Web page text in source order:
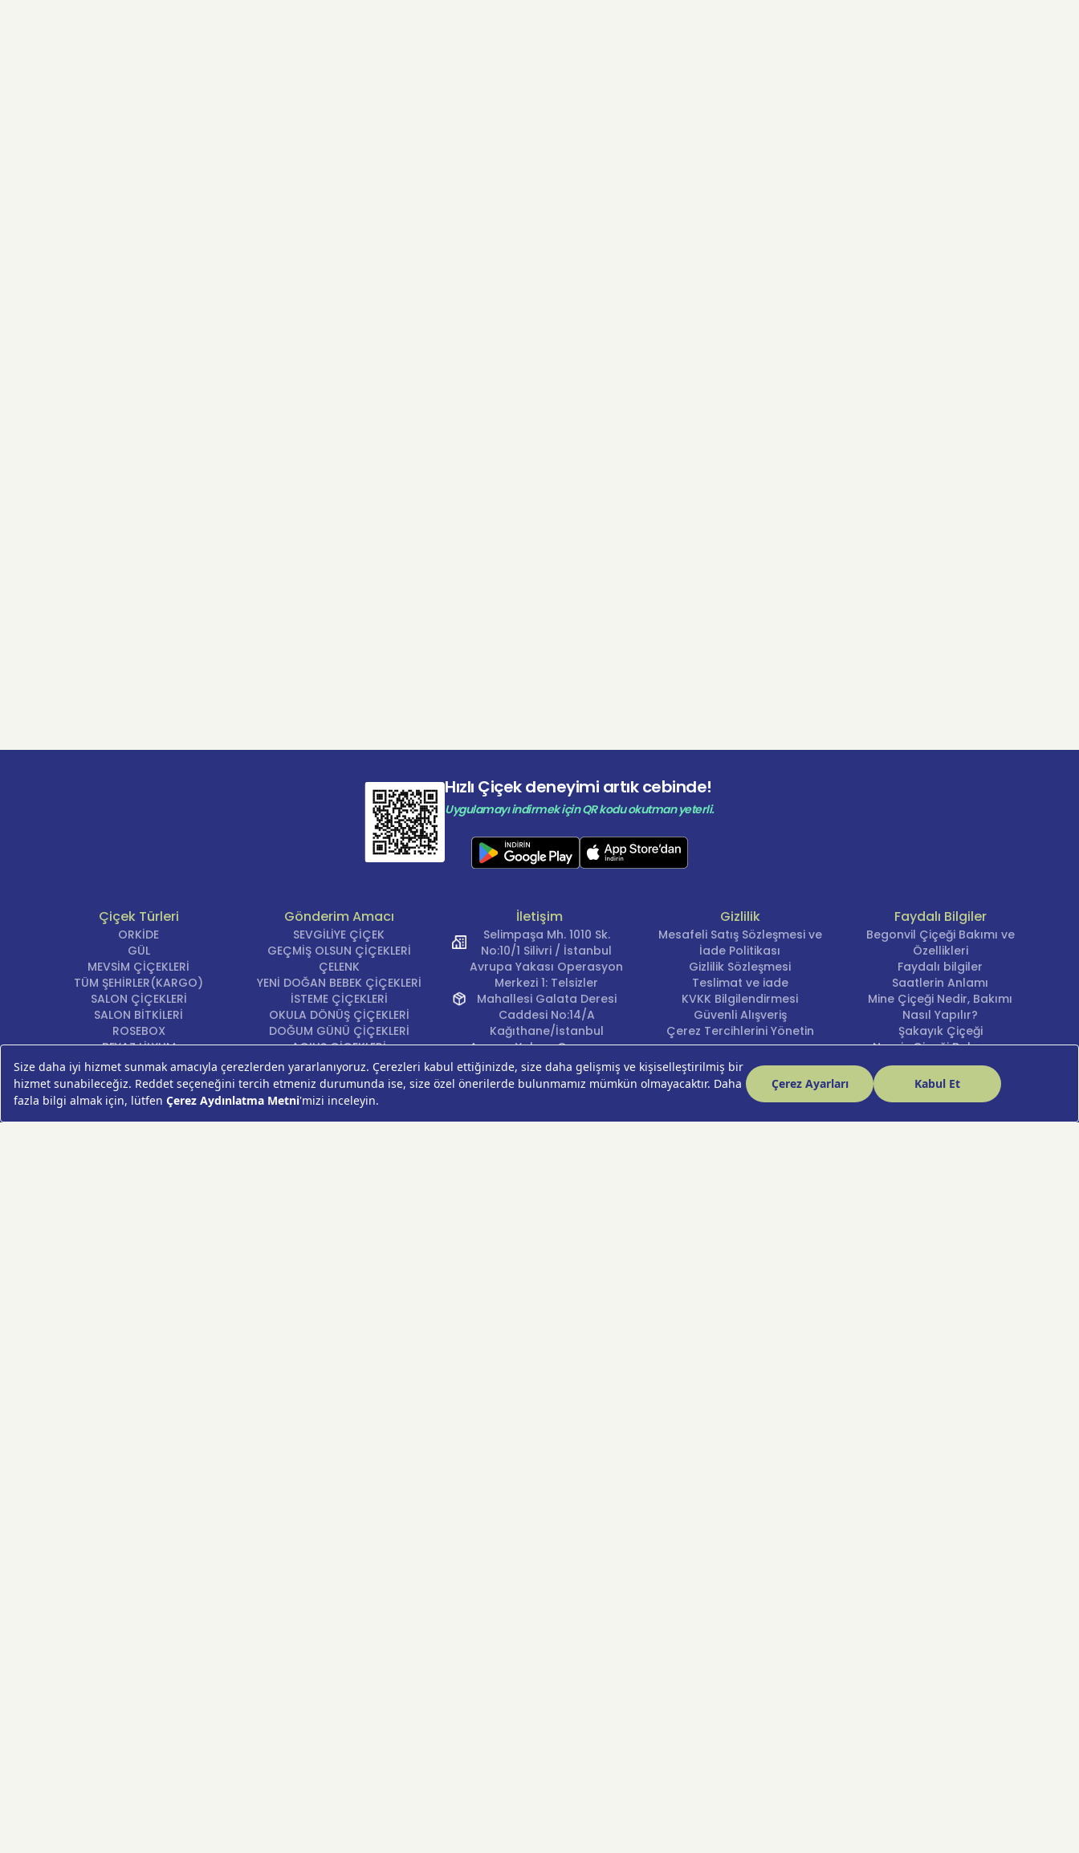
Hızlı Çiçek deneyimi artık cebinde!
Uygulamayı indirmek için QR kodu okutman yeterli.
Çiçek Türleri
ORKİDE
GÜL
MEVSİM ÇİÇEKLERİ
TÜM ŞEHİRLER(KARGO)
SALON ÇİÇEKLERİ
SALON BİTKİLERİ
ROSEBOX
BEYAZ LİLYUM
LALE
AYNI GÜN TESLİM ÇİÇEK
KASIMPATI
GERBERA
KRİZANTEM
Gönderim Amacı
SEVGİLİYE ÇİÇEK
GEÇMİŞ OLSUN ÇİÇEKLERİ
ÇELENK
YENİ DOĞAN BEBEK ÇİÇEKLERİ
İSTEME ÇİÇEKLERİ
OKULA DÖNÜŞ ÇİÇEKLERİ
DOĞUM GÜNÜ ÇİÇEKLERİ
AÇILIŞ ÇİÇEKLERİ
ÖZÜR ÇİÇEĞİ
YIL DÖNÜMÜ ÇİÇEKLERİ
YENİ İŞ ÇİÇEĞİ
İletişim
Selimpaşa Mh. 1010 Sk.
No:10/1 Silivri / İstanbul
Avrupa Yakası Operasyon
Merkezi 1: Telsizler
Mahallesi Galata Deresi
Caddesi No:14/A
Kağıthane/İstanbul
Avrupa Yakası Operasyon
Merkezi 2: Güven Mahallesi
Çalışlar Sokak No:37/A
Operasyon Merkezi 1:
Gizlilik
Mesafeli Satış Sözleşmesi ve
İade Politikası
Gizlilik Sözleşmesi
Teslimat ve iade
KVKK Bilgilendirmesi
Güvenli Alışveriş
Çerez Tercihlerini Yönetin
Faydalı Bilgiler
Begonvil Çiçeği Bakımı ve
Özellikleri
Faydalı bilgiler
Saatlerin Anlamı
Mine Çiçeği Nedir, Bakımı
Nasıl Yapılır?
Şakayık Çiçeği
Nergis Çiçeği Bakımı ve
Anlamı